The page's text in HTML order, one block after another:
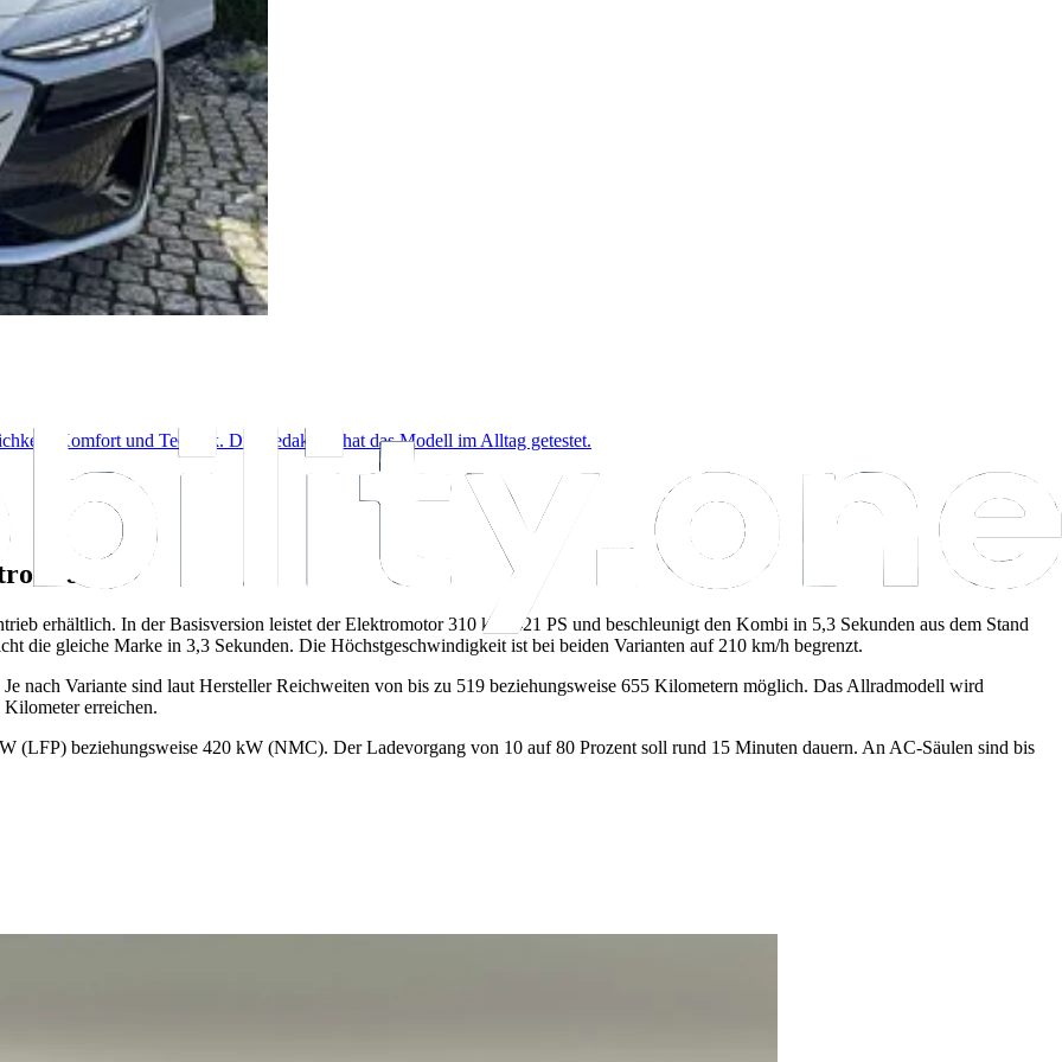
Komfort und Technik. Die Redaktion hat das Modell im Alltag getestet.
Kombi
erhältlich. In der Basisversion leistet der Elektromotor 310 kW/421 PS und beschleunigt den Kombi in 5,3 Sekunden aus dem Stand
die gleiche Marke in 3,3 Sekunden. Die Höchstgeschwindigkeit ist bei beiden Varianten auf 210 km/h begrenzt.
nach Variante sind laut Hersteller Reichweiten von bis zu 519 beziehungsweise 655 Kilometern möglich. Das Allradmodell wird
erreichen.
(LFP) beziehungsweise 420 kW (NMC). Der Ladevorgang von 10 auf 80 Prozent soll rund 15 Minuten dauern. An AC-Säulen sind bis